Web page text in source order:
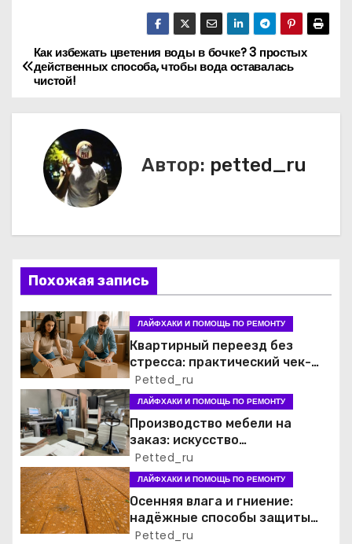
Н
и
я
п
о
з
а
п
и
Как избежать цветения воды в бочке? 3 простых
действенных способа, чтобы вода оставалась
чистой!
Автор: petted_ru
Похожая запись
ЛАЙФХАКИ И ПОМОЩЬ ПО РЕМОНТУ
Квартирный переезд без
стресса: практический чек-
лист для семьи
Petted_ru
ЛАЙФХАКИ И ПОМОЩЬ ПО РЕМОНТУ
Производство мебели на
заказ: искусство
функциональности и стиля
Petted_ru
ЛАЙФХАКИ И ПОМОЩЬ ПО РЕМОНТУ
Осенняя влага и гниение:
надёжные способы защиты
деревянных конструкций на
Petted_ru